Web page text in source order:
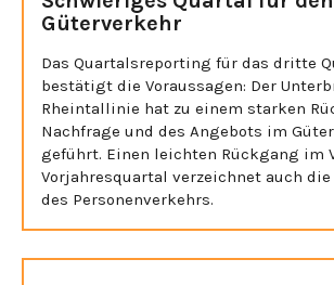
Güterverkehr
Das Quartalsreporting für das dritte
bestätigt die Voraussagen: Der
Rheintallinie hat zu einem starken
Nachfrage und des Angebots im
geführt. Einen leichten Rückgang im
Vorjahresquartal verzeichnet auch
des Personenverkehrs.